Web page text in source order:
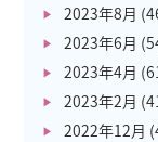
2023年8月
2023年6月
2023年4月
2023年2月
2022年12月